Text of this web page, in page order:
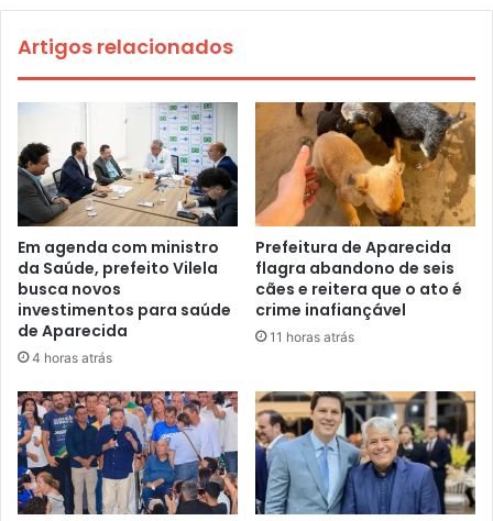
Artigos relacionados
Em agenda com ministro
da Saúde, prefeito Vilela
busca novos
investimentos para saúde
de Aparecida
4 horas atrás
Prefeitura de Aparecida
flagra abandono de seis
cães e reitera que o ato é
crime inafiançável
11 horas atrás